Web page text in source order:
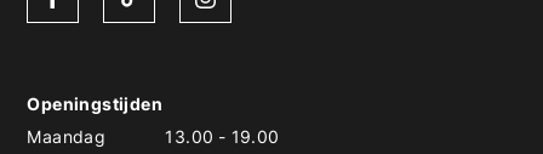
Openingstijden
Maandag
13.00 - 19.00